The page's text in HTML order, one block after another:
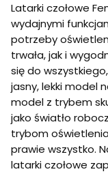
Latarki czołowe
wydajnymi
potrzeby
trwała, jak i
się do
jasny, lekki model
model z trybem
jako światło
trybom
prawie wszystko.
latarki czołowe